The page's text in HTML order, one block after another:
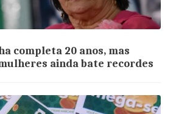
completa 20 anos, mas
ainda bate recordes